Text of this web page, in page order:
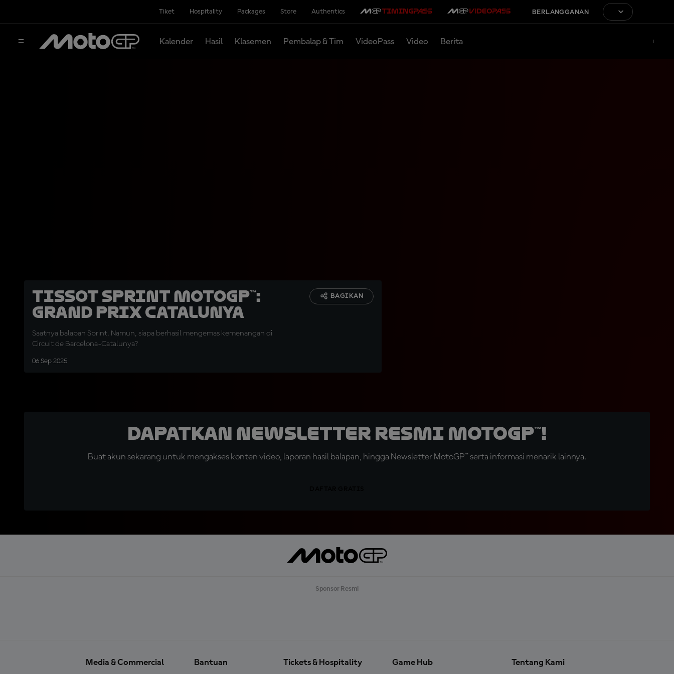
Tiket Hospitality Packages Store Authentics BERLANGGANAN
Kalender Hasil Klasemen Pembalap & Tim VideoPass Video Berita
Tissot Sprint MotoGP™:
Grand Prix Catalunya
Saatnya balapan Sprint. Namun, siapa berhasil mengemas kemenangan di
Circuit de Barcelona-Catalunya?
06 Sep 2025
BAGIKAN
Dapatkan Newsletter Resmi MotoGP™!
Buat akun sekarang untuk mengakses konten video, laporan hasil balapan, hingga Newsletter MotoGP™ serta informasi menarik lainnya.
Sponsor Resmi
Media & Commercial Bantuan Tickets & Hospitality Game Hub Tentang Kami